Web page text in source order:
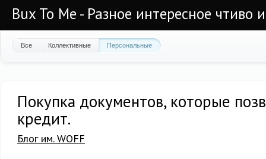
Bux To Me - Разное интересное чтиво
Все Коллективные Персональные
Покупка документов, которые
кредит.
Блог им. WOFF